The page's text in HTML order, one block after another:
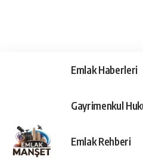
Emlak Haberleri
Gayrimenkul
Emlak Rehberi